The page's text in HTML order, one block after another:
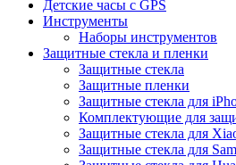
Детские часы с GPS
Инструменты
Наборы инструментов
Защитные стекла и пленки
Защитные стекла
Защитные пленки
Защитные стекла для
Комплектующие для
Защитные стекла для
Защитные стекла для